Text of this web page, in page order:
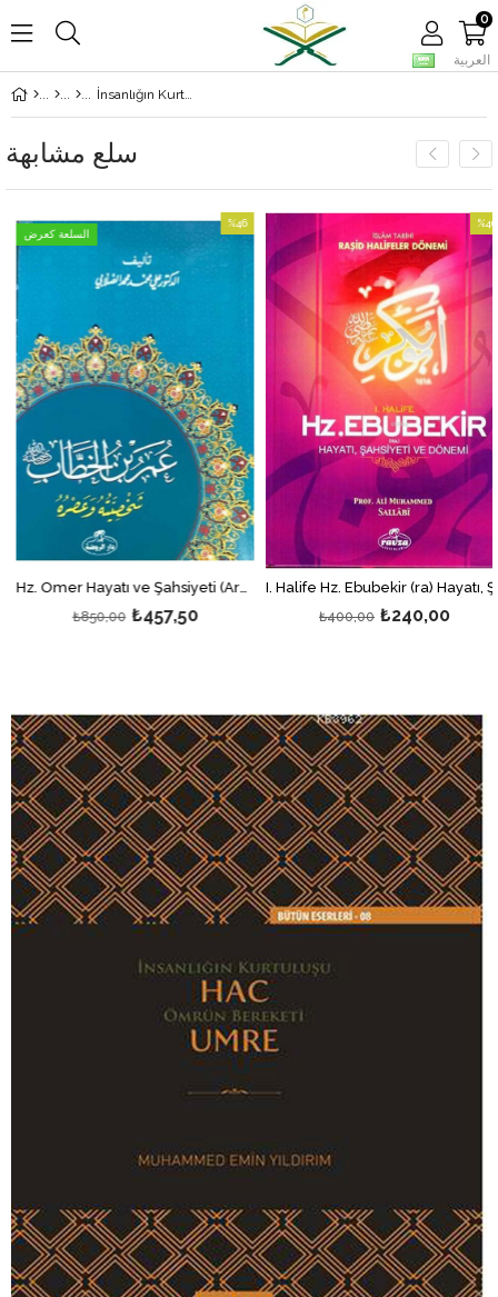
العربية
0
İnsanlığın Kurtuluşu Hac Ömrün Bereketi Umre
سلع مشابهة
Hz. Ömer Hayatı ve Şahsiyeti (Arapça)
₺457,50
₺850,00
%46
السلعة كعرض
I. Halife Hz. Ebubekir (ra) Hayatı, Şahsiyeti, ve Dönemi; İslam Tarihi Raşid Halifeler Dönemi
₺240,00
₺400,00
%40
%40بيع